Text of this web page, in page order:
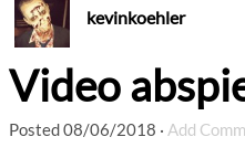
kevinkoehler
Video
Posted08/06/2018 · Add